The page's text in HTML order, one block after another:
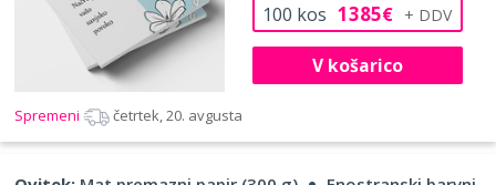
100 kos 1385€
V košarico
Spremeni četrtek, 20. avgusta